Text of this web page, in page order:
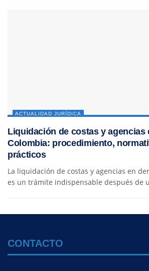
ACTUALIDAD JURÍDICA
Liquidación de costas y agencias
Colombia: procedimiento,
prácticos
La liquidación de costas y agencias en
es un trámite indispensable después de
CONTACTO